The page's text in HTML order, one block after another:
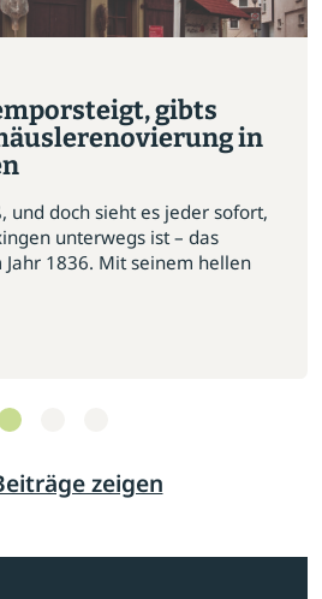
gibts
in
und doch sieht es jeder sofort,
unterwegs ist – das
Jahr 1836. Mit seinem hellen
zeigen